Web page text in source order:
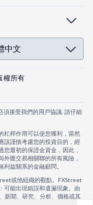
中文
權所有
須接受我們的用戶協議. 請仔細
杠桿作用可以使您獲利，當然
該謹慎考慮您的投資目的，經
最初的保證金資金，因此，
匯交易相關聯的所有風險，
益關系的金融顧問。
或他組織的觀點。FXStreet
可能出現錯誤和遺漏現象。由
新聞、研究、分析、價格或其